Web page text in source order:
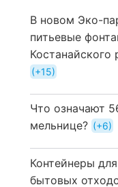
В новом Эко-
питьевые
Костанайского
+15
Что означают
мельнице?
+6
Контейнеры
бытовых